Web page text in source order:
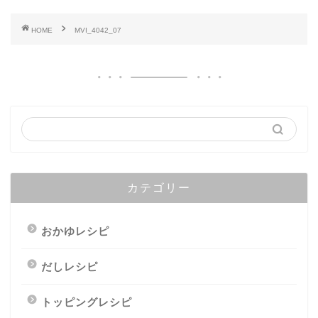
HOME MVI_4042_07
カテゴリー
おかゆレシピ
だしレシピ
トッピングレシピ